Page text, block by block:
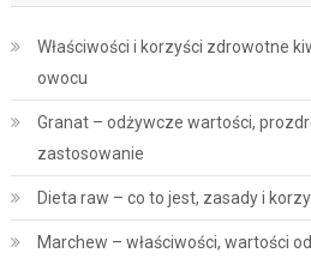
Właściwości i korzyści zdrowotne
owocu
Granat – odżywcze wartości,
zastosowanie
Dieta raw – co to jest, zasady i
Marchew – właściwości, wartości